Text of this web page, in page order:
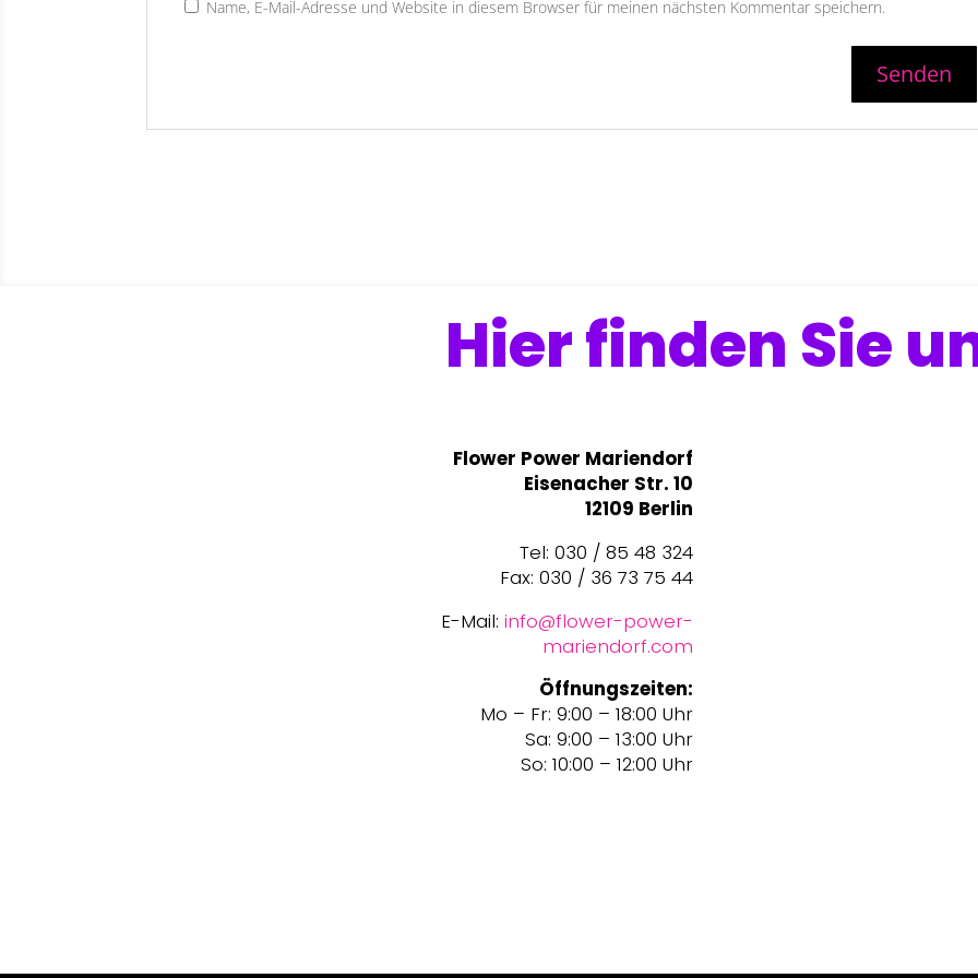
Name, E-Mail-Adresse und Website in diesem Browser für meinen nächsten Kommentar speichern.
Hier finden Sie
Flower Power Mariendorf
Eisenacher Str. 10
12109 Berlin
Tel: 030 / 85 48 324
Fax: 030 / 36 73 75 44
E-Mail: info@flower-power-
mariendorf.com
Öffnungszeiten:
Mo – Fr: 9:00 – 18:00 Uhr
Sa: 9:00 – 13:00 Uhr
So: 10:00 – 12:00 Uhr